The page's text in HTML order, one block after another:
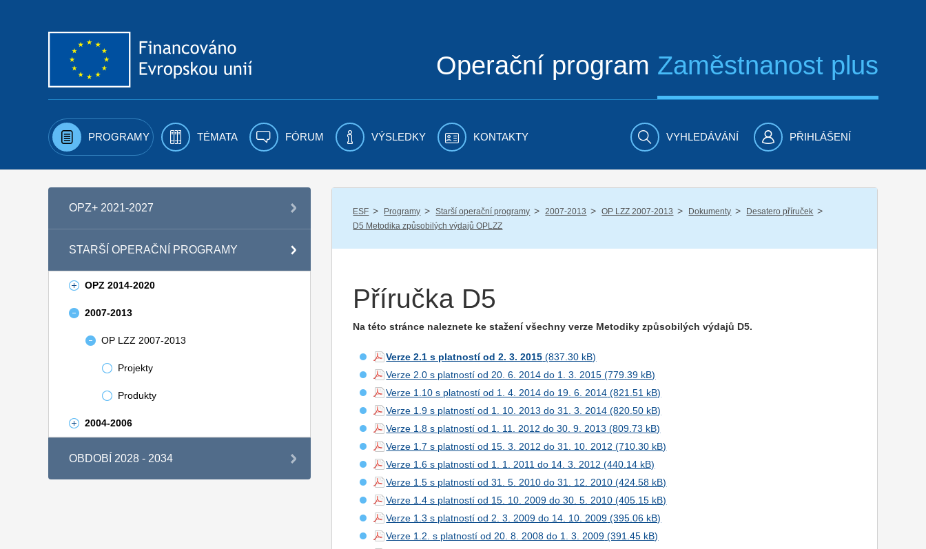
Operační program Zaměstnanost plus
PROGRAMY TÉMATA FÓRUM VÝSLEDKY KONTAKTY VYHLEDÁVÁNÍ PŘIHLÁŠENÍ
OPZ+ 2021-2027
STARŠÍ OPERAČNÍ PROGRAMY
OPZ 2014-2020
2007-2013
OP LZZ 2007-2013
Projekty
Produkty
2004-2006
OBDOBÍ 2028 - 2034
ESF / Programy / Starší operační programy / 2007-2013 / OP LZZ 2007-2013 / Dokumenty / Desatero příruček /
D5 Metodika způsobilých výdajů OPLZZ
Příručka D5
Na této stránce naleznete ke stažení všechny verze Metodiky způsobilých výdajů D5.
Verze 2.1 s platností od 2. 3. 2015
Verze 2.0 s platností od 20. 6. 2014 do 1. 3. 2015
Verze 1.10 s platností od 1. 4. 2014 do 19. 6. 2014
Verze 1.9 s platností od 1. 10. 2013 do 31. 3. 2014
Verze 1.8 s platností od 1. 11. 2012 do 30. 9. 2013
Verze 1.7 s platností od 15. 3. 2012 do 31. 10. 2012
Verze 1.6 s platností od 1. 1. 2011 do 14. 3. 2012
Verze 1.5 s platností od 31. 5. 2010 do 31. 12. 2010
Verze 1.4 s platností od 15. 10. 2009 do 30. 5. 2010
Verze 1.3 s platností od 2. 3. 2009 do 14. 10. 2009
Verze 1.2. s platností od 20. 8. 2008 do 1. 3. 2009